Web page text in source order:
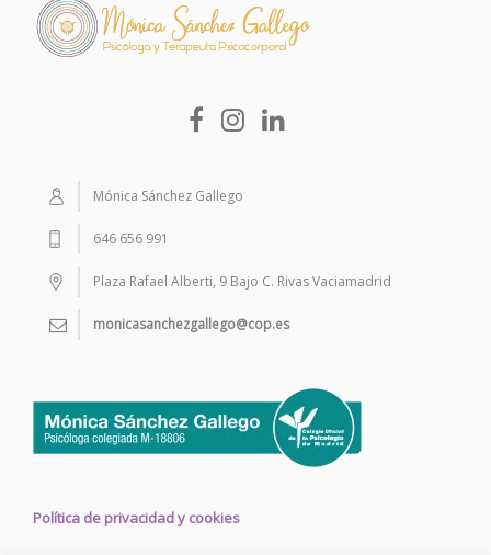
Mónica Sánchez Gallego
646 656 991
Plaza Rafael Alberti, 9 Bajo C. Rivas Vaciamadrid
monicasanchezgallego@cop.es
Política de privacidad y cookies